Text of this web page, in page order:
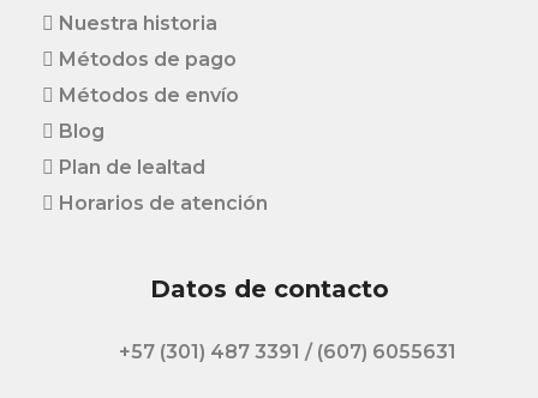
Nuestra historia
Métodos de pago
Métodos de envío
Blog
Plan de lealtad
Horarios de atención
Datos de contacto
+57 (301) 487 3391 / (607) 6055631